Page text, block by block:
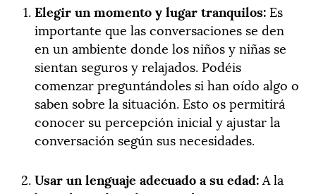
Elegir un momento y lugar tranquilos: Es
importante que las conversaciones se den
en un ambiente donde los niños y niñas se
sientan seguros y relajados. Podéis
comenzar preguntándoles si han oído algo o
saben sobre la situación. Esto os permitirá
conocer su percepción inicial y ajustar la
conversación según sus necesidades.
Usar un lenguaje adecuado a su edad:A la